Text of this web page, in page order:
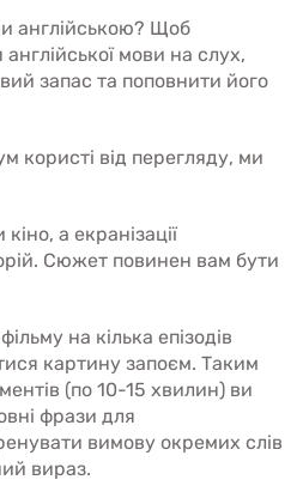
англійською? Щоб
мови на слух,
запас та поповнити його
користі від перегляду, ми
а екранізації
Сюжет повинен вам бути
на кілька епізодів
картину запоєм. Таким
(по 10-15 хвилин) ви
фрази для
вимову окремих слів
вираз.